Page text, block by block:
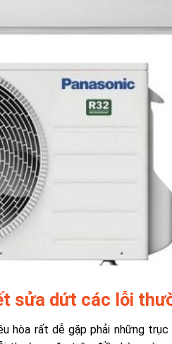
sửa dứt các lỗi
hòa rất dễ gặp phải những